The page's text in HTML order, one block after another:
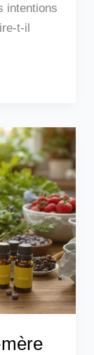
intentions
t-il